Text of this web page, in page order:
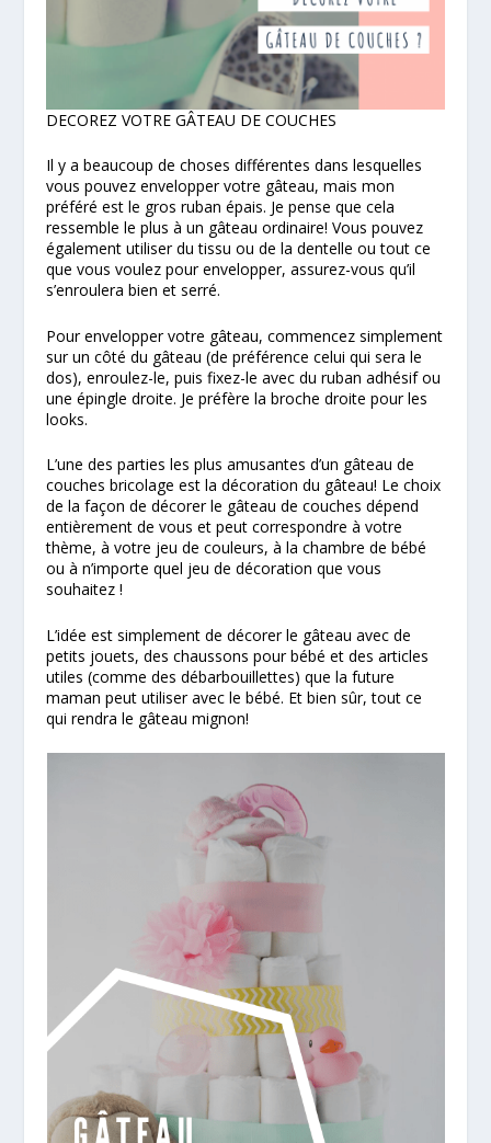
DECOREZ VOTRE GÂTEAU DE COUCHES
Il y a beaucoup de choses différentes dans lesquelles
vous pouvez envelopper votre gâteau, mais mon
préféré est le gros ruban épais. Je pense que cela
ressemble le plus à un gâteau ordinaire! Vous pouvez
également utiliser du tissu ou de la dentelle ou tout ce
que vous voulez pour envelopper, assurez-vous qu’il
s’enroulera bien et serré.
Pour envelopper votre gâteau, commencez simplement
sur un côté du gâteau (de préférence celui qui sera le
dos), enroulez-le, puis fixez-le avec du ruban adhésif ou
une épingle droite. Je préfère la broche droite pour les
looks.
L’une des parties les plus amusantes d’un gâteau de
couches bricolage est la décoration du gâteau! Le choix
de la façon de décorer le gâteau de couches dépend
entièrement de vous et peut correspondre à votre
thème, à votre jeu de couleurs, à la chambre de bébé
ou à n’importe quel jeu de décoration que vous
souhaitez !
L’idée est simplement de décorer le gâteau avec de
petits jouets, des chaussons pour bébé et des articles
utiles (comme des débarbouillettes) que la future
maman peut utiliser avec le bébé. Et bien sûr, tout ce
qui rendra le gâteau mignon!